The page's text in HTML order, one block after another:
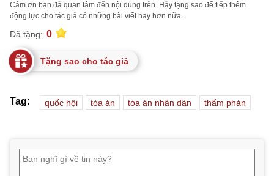
Cảm ơn bạn đã quan tâm đến nội dung trên. Hãy tặng sao để tiếp thêm
động lực cho tác giả có những bài viết hay hơn nữa.
Đã tặng: 0
Tặng sao cho tác giả
Tag: quốc hội tòa án tòa án nhân dân thẩm phán